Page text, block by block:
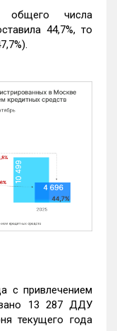
числа
44,7%, то
с привлечением
13 287 ДДУ
текущего года